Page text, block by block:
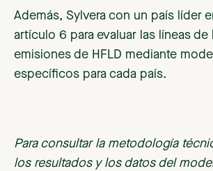
Además, Sylvera con un país líder
artículo 6 para evaluar las líneas de
emisiones de HFLD mediante
específicos para cada país.
Para consultar la metodología
los resultados y los datos del